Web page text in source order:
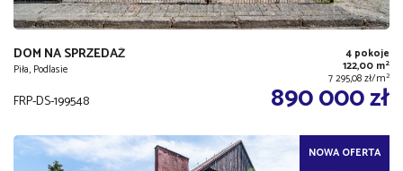
DOM NA SPRZEDAŻ
Piła, Podlasie
4 pokoje
122,00 m2
7 295,08 zł/m2
FRP-DS-199548 890 000 zł
NOWA OFERTA